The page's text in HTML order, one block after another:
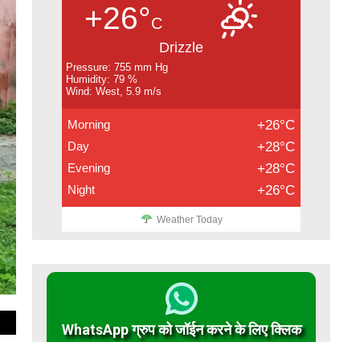
+26°C
Drizzle
Pressure: 755 mm Hg
Humidity: 79 %
Wind: West, 5.9 m/s
Morning +26°C
Day +28°C
Evening +28°C
Night +26°C
Weather Today
WhatsApp ग्रुप को जॉईन करने के लिए क्लिक